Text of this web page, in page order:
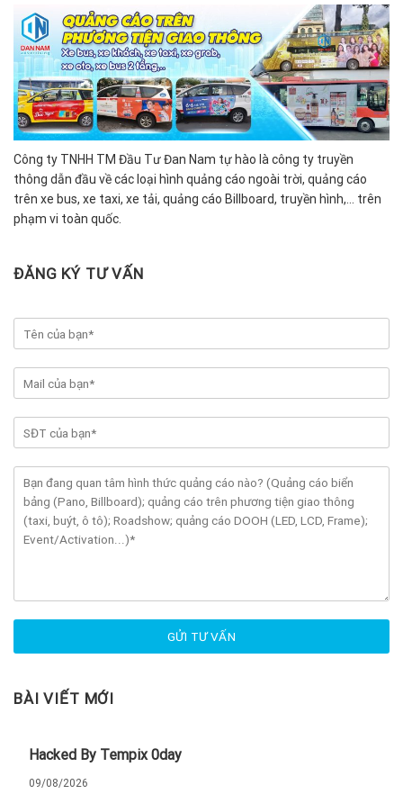
Công ty TNHH TM Đầu Tư Đan Nam tự hào là công ty truyền
thông dẫn đầu về các loại hình quảng cáo ngoài trời, quảng cáo
trên xe bus, xe taxi, xe tải, quảng cáo Billboard, truyền hình,… trên
phạm vi toàn quốc.
ĐĂNG KÝ TƯ VẤN
BÀI VIẾT MỚI
Hacked By Tempix 0day
09/08/2026